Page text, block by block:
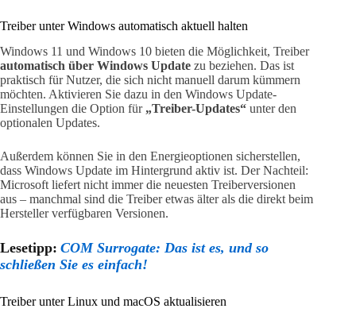
Treiber unter Windows automatisch aktuell halten
Windows 11 und Windows 10 bieten die Möglichkeit, Treiber
automatisch über Windows Update zu beziehen. Das ist
praktisch für Nutzer, die sich nicht manuell darum kümmern
möchten. Aktivieren Sie dazu in den Windows Update-
Einstellungen die Option für „Treiber-Updates“ unter den
optionalen Updates.
Außerdem können Sie in den Energieoptionen sicherstellen,
dass Windows Update im Hintergrund aktiv ist. Der Nachteil:
Microsoft liefert nicht immer die neuesten Treiberversionen
aus – manchmal sind die Treiber etwas älter als die direkt beim
Hersteller verfügbaren Versionen.
Lesetipp: COM Surrogate: Das ist es, und so
schließen Sie es einfach!
Treiber unter Linux und macOS aktualisieren